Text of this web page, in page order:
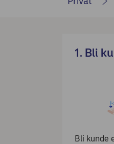
Nordea Liv
1. Bli
Bli kunde